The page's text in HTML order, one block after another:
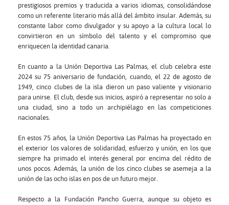
prestigiosos premios y traducida a varios idiomas, consolidándose
como un referente literario más allá del ámbito insular. Además, su
constante labor como divulgador y su apoyo a la cultura local lo
convirtieron en un símbolo del talento y el compromiso que
enriquecen la identidad canaria.
En cuanto a la Unión Deportiva Las Palmas, el club celebra este
2024 su 75 aniversario de fundación, cuando, el 22 de agosto de
1949, cinco clubes de la isla dieron un paso valiente y visionario
para unirse. El club, desde sus inicios, aspiró a representar no solo a
una ciudad, sino a todo un archipiélago en las competiciones
nacionales.
En estos 75 años, la Unión Deportiva Las Palmas ha proyectado en
el exterior los valores de solidaridad, esfuerzo y unión, en los que
siempre ha primado el interés general por encima del rédito de
unos pocos. Además, la unión de los cinco clubes se asemeja a la
unión de las ocho islas en pos de un futuro mejor.
Respecto a la Fundación Pancho Guerra, aunque su objeto es